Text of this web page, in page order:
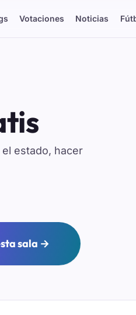
Votaciones Noticias
estado, hacer
sala →